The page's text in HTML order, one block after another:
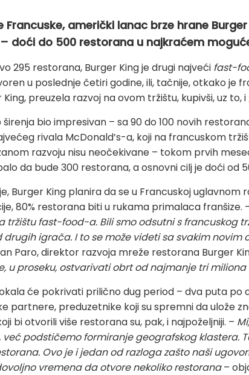
američki lanac brze hrane
doći do 500 restorana u najkraćem
295 restorana, Burger King je drugi najveći fast-
u poslednje četiri godine, ili, tačnije, otkako je
preuzela razvoj na ovom tržištu, kupivši, uz to, i
bio impresivan – sa 90 do 100 novih
rivala McDonald’s-a, koji na francuskom
razvoju nisu neočekivane – tokom prvih
da bude 300 restorana, a osnovni cilj je doći od
Burger King planira da se u Francuskoj uglavnom
80% restorana biti u rukama primalaca franšize.
fast-food-a. Bili smo odsutni s francuskog
drugih igrača. I to se može videti sa svakim novim
Paro, direktor razvoja mreže restorana Burger
u proseku, ostvarivati obrt od najmanje tri
će pokrivati prilično dug period – dva puta
partnere, preduzetnike koji su spremni da ulože
bi otvorili više restorana su, pak, i najpoželjniji. –
već podstičemo formiranje geografskog klastera.
Ovo je i jedan od razloga zašto naši
vremena da otvore nekoliko restorana–